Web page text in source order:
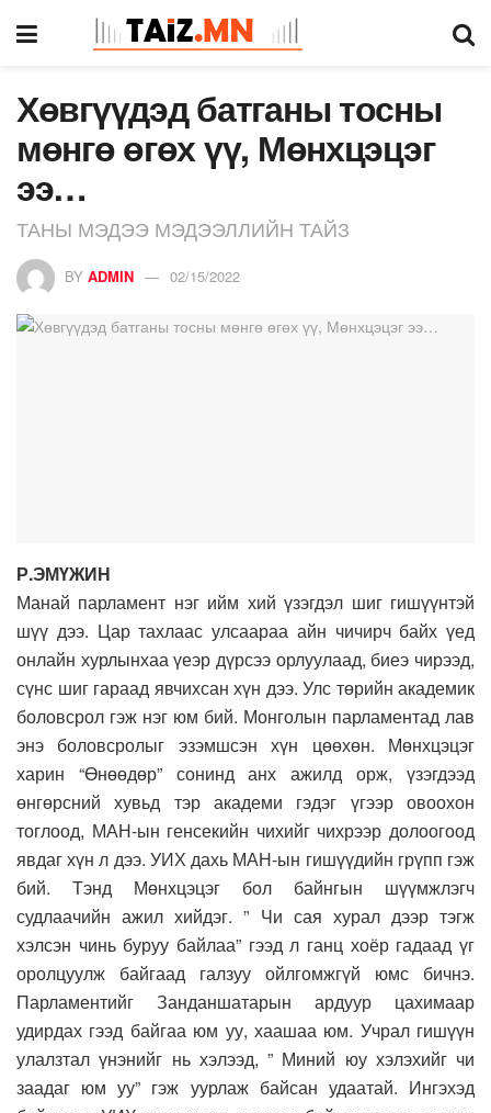
Хөвгүүдэд батганы тосны
мөнгө өгөх үү, Мөнхцэцэг
ээ…
ТАНЫ МЭДЭЭ МЭДЭЭЛЛИЙН ТАЙЗ
BY ADMIN 02/15/2022
Р.ЭМҮЖИН
Манай парламент нэг ийм хий үзэгдэл шиг гишүүнтэй
шүү дээ. Цар тахлаас улсаараа айн чичирч байх үед
онлайн хурлынхаа үеэр дүрсээ орлуулаад, биеэ чирээд,
сүнс шиг гараад явчихсан хүн дээ. Улс төрийн академик
боловсрол гэж нэг юм бий. Монголын парламентад лав
энэ боловсролыг эзэмшсэн хүн цөөхөн. Мөнхцэцэг
харин “Өнөөдөр” сонинд анх ажилд орж, үзэгдээд
өнгөрсний хувьд тэр академи гэдэг үгээр овоохон
тоглоод, МАН-ын генсекийн чихийг чихрээр долоогоод
явдаг хүн л дээ. УИХ дахь МАН-ын гишүүдийн грүпп гэж
бий. Тэнд Мөнхцэцэг бол байнгын шүүмжлэгч
судлаачийн ажил хийдэг. ” Чи сая хурал дээр тэгж
хэлсэн чинь буруу байлаа” гээд л ганц хоёр гадаад үг
оролцуулж байгаад галзуу ойлгомжгүй юмс бичнэ.
Парламентийг Занданшатарын ардуур цахимаар
удирдах гээд байгаа юм уу, хаашаа юм. Учрал гишүүн
улалзтал үнэнийг нь хэлээд, ” Миний юу хэлэхийг чи
заадаг юм уу” гэж уурлаж байсан удаатай. Ингэхэд